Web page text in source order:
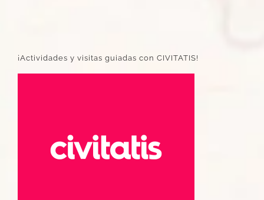
¡Actividades y visitas guiadas con CIVITATIS!